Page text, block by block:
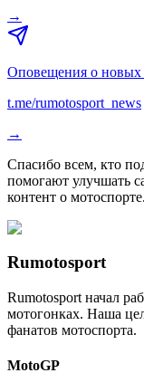
→
Оповещения о новых
t.me/rumotosport_news
→
Спасибо всем, кто
помогают улучшать
контент о мотоспорте.
Rumotosport
Rumotosport начал
мотогонках. Наша
фанатов мотоспорта.
MotoGP